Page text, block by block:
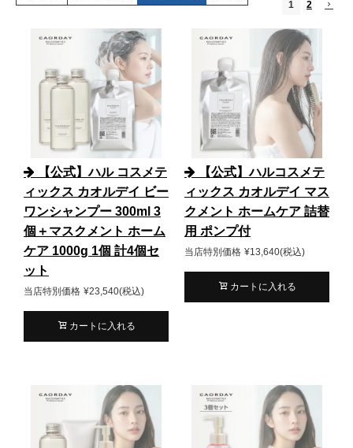
1 2
【公式】ハル コスメテ
ィックス カオルデイ ビー
ワンシャンプー 300ml 3
個＋マスクメント ホーム
ケア 1000g 1個 計4個セ
ット
当店特別価格 ¥23,540 税込
カートに入れる
【公式】ハルコスメテ
ィックス カオルデイ マス
クメント ホームケア 詰替
用 ポンプ付
当店特別価格 ¥13,640 税込
カートに入れる